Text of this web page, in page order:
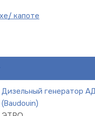
капоте
Дизельный генератор
(Baudouin)